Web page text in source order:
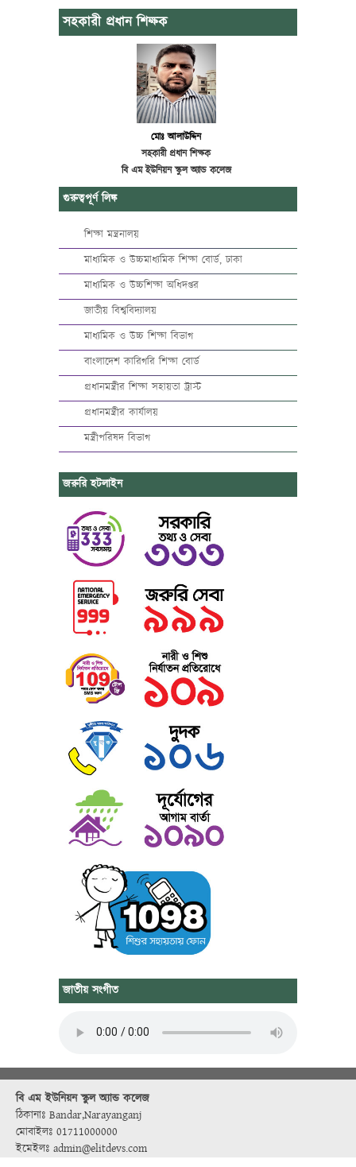
সহকারী প্রধান শিক্ষক
মোঃ আলাউদ্দিন
সহকারী প্রধান শিক্ষক
বি এম ইউনিয়ন স্কুল অ্যান্ড কলেজ
গুরুত্বপূর্ণ লিঙ্ক
শিক্ষা মন্ত্রনালয়
মাধ্যমিক ও উচ্চমাধ্যমিক শিক্ষা বোর্ড, ঢাকা
মাধ্যমিক ও উচ্চশিক্ষা অধিদপ্তর
জাতীয় বিশ্ববিদ্যালয়
মাধ্যমিক ও উচ্চ শিক্ষা বিভাগ
বাংলাদেশ কারিগরি শিক্ষা বোর্ড
প্রধানমন্ত্রীর শিক্ষা সহায়তা ট্রাস্ট
প্রধানমন্ত্রীর কার্যালয়
মন্ত্রীপরিষদ বিভাগ
জরুরি হটলাইন
জাতীয় সংগীত
বি এম ইউনিয়ন স্কুল অ্যান্ড কলেজ
ঠিকানাঃ Bandar,Narayanganj
মোবাইলঃ 01711000000
ইমেইলঃ admin@elitdevs.com